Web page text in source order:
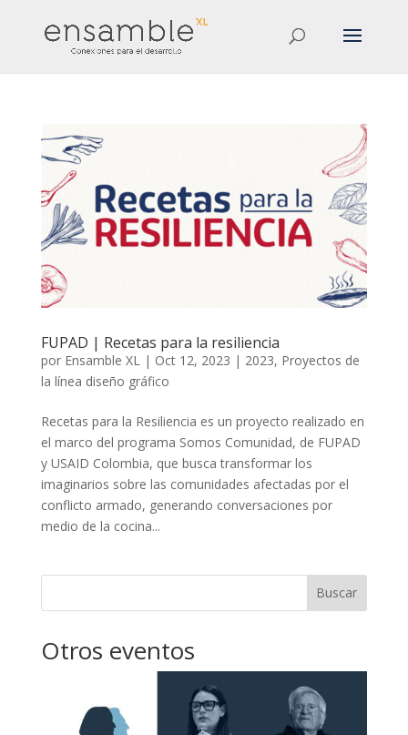
FUPAD | Recetas para la resiliencia
por Ensamble XL | Oct 12, 2023 | 2023, Proyectos de
la línea diseño gráfico
Recetas para la Resiliencia es un proyecto realizado en
el marco del programa Somos Comunidad, de FUPAD
y USAID Colombia, que busca transformar los
imaginarios sobre las comunidades afectadas por el
conflicto armado, generando conversaciones por
medio de la cocina...
Buscar
Otros eventos